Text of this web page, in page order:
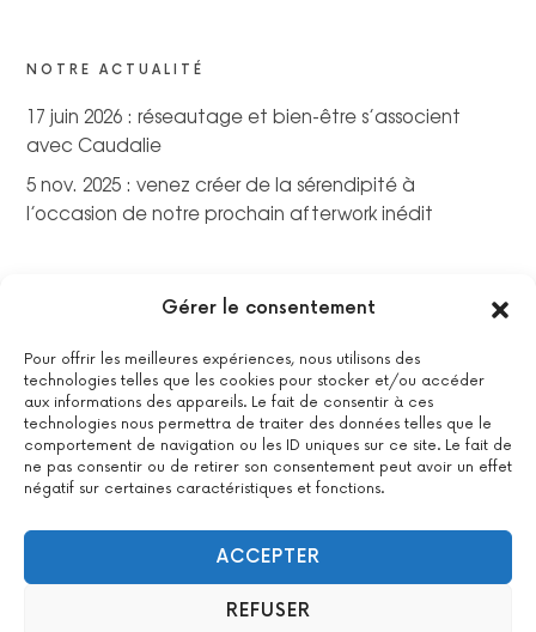
Gérer le consentement
Pour offrir les meilleures expériences, nous utilisons des
technologies telles que les cookies pour stocker et/ou accéder
aux informations des appareils. Le fait de consentir à ces
technologies nous permettra de traiter des données telles que le
comportement de navigation ou les ID uniques sur ce site. Le fait de
ne pas consentir ou de retirer son consentement peut avoir un effet
négatif sur certaines caractéristiques et fonctions.
ACCEPTER
REFUSER
NOTRE ACTUALITÉ
17 juin 2026 : réseautage et bien-être s’associent
avec Caudalie
5 nov. 2025 : venez créer de la sérendipité à
l’occasion de notre prochain afterwork inédit
La certification qualité a été délivrée au titre de la catégorie
suivante : actions de formations.Voir le certificat